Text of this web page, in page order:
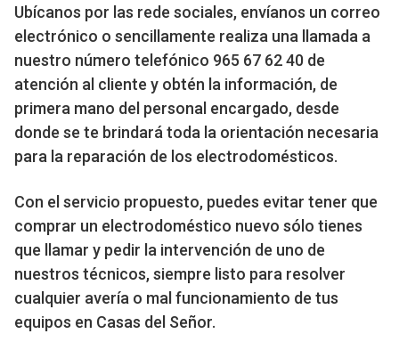
Ubícanos por las rede sociales, envíanos un correo
electrónico o sencillamente realiza una llamada a
nuestro número telefónico 965 67 62 40 de
atención al cliente y obtén la información, de
primera mano del personal encargado, desde
donde se te brindará toda la orientación necesaria
para la reparación de los electrodomésticos.
Con el servicio propuesto, puedes evitar tener que
comprar un electrodoméstico nuevo sólo tienes
que llamar y pedir la intervención de uno de
nuestros técnicos, siempre listo para resolver
cualquier avería o mal funcionamiento de tus
equipos en Casas del Señor.